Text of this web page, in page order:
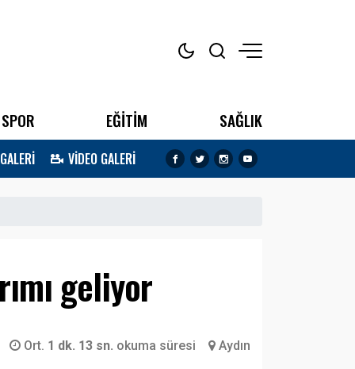
SPOR EĞİTİM SAĞLIK
VİDEO GALERİ
geliyor
Ort. 1 dk. 13 sn. okuma süresi Aydın